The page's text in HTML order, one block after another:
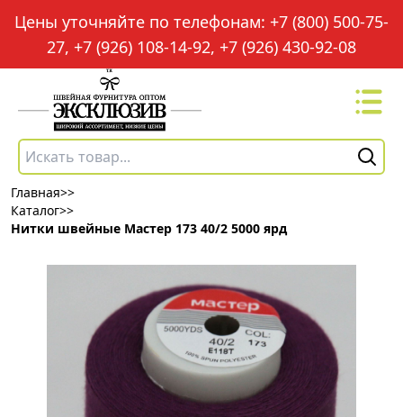
Цены уточняйте по телефонам: +7 (800) 500-75-
27, +7 (926) 108-14-92, +7 (926) 430-92-08
Главная>>
Каталог>>
Нитки швейные Мастер 173 40/2 5000 ярд